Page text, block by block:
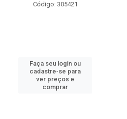
Código: 305421
Faça seu login ou
cadastre-se para
ver preços e
comprar